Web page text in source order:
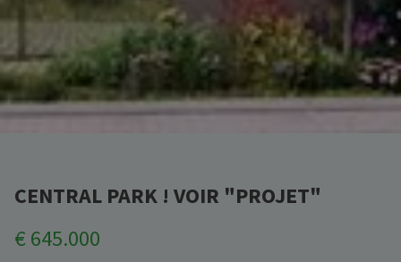
CENTRAL PARK ! VOIR "PROJET"
€ 645.000